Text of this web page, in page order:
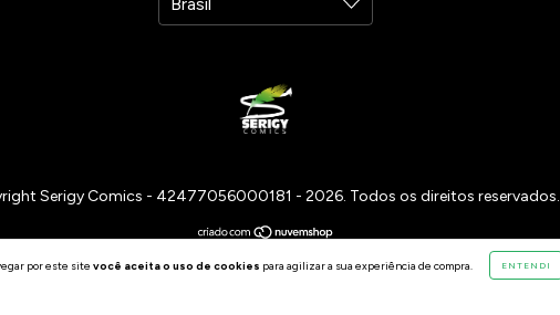
por este site você aceita o uso de cookies para agilizar a sua experiência de compra. ENTENDI
Serigy Comics - 42477056000181 - 2026. Todos os direitos reservados.